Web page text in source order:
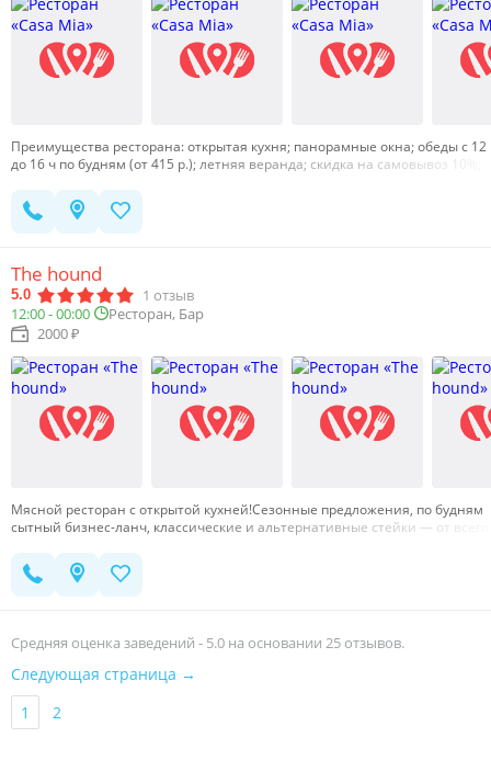
Преимущества ресторана: открытая кухня; панорамные окна; обеды с 12
до 16 ч по будням (от 415 р.); летняя веранда; скидка на самовывоз 10%;
меню. Для людей с ограниченными возможностями на первом этаже
ресторана мы установили специальный просторный туалет по всем
The hound
5.0 1 отзыв
12:00 - 00:00
Ресторан, Бар
2000 ₽
Мясной ресторан с открытой кухней!Сезонные предложения, по будням
сытный бизнес-ланч, классические и альтернативные стейки — от всего
ресторана!…
Средняя оценка заведений - 5.0 на основании 25 отзывов.
Следующая страница →
1
2